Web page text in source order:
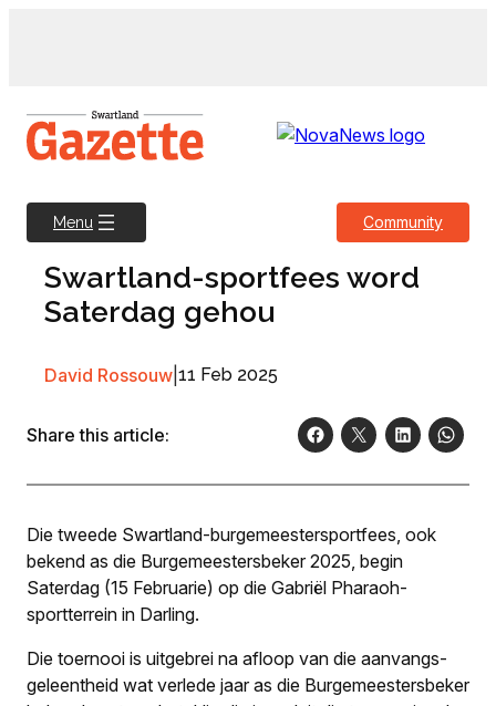
Menu Community
Swartland-sportfees word
Saterdag gehou
David Rossouw 11 Feb 2025
Share this article:
Die tweede Swartland-burgemeestersportfees, ook
bekend as die Burgemeestersbeker 2025, begin
Saterdag (15 Februarie) op die Gabriël Pharaoh-
sportterrein in Darling.
Die toernooi is uitgebrei na afloop van die aanvangs­
geleent­heid wat verlede jaar as die Burgemeestersbeker